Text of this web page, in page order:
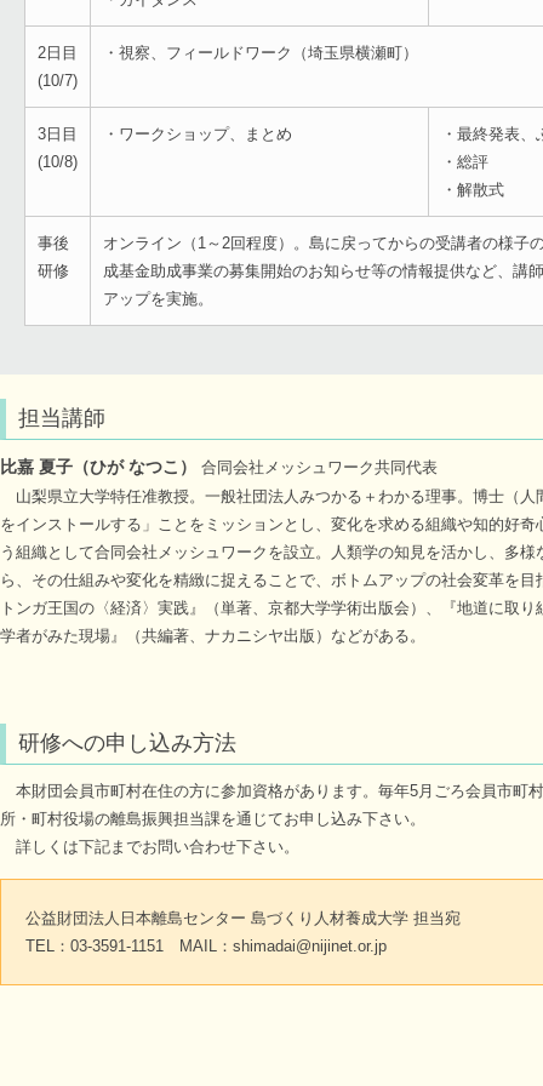
2日目
(10/7)
・視察、フィールドワーク（埼玉県横瀬町）
3日目
(10/8)
・ワークショップ、まとめ
・最終発表、
・総評
・解散式
事後
研修
オンライン（1～2回程度）。島に戻ってからの受講者の様子
成基金助成事業の募集開始のお知らせ等の情報提供など、講
アップを実施。
担当講師
比嘉 夏子（ひが なつこ）
合同会社メッシュワーク共同代表
山梨県立大学特任准教授。一般社団法人みつかる＋わかる理事。博士（
をインストールする」ことをミッションとし、変化を求める組織や知的好
う組織として合同会社メッシュワークを設立。人類学の知見を活かし、多
ら、その仕組みや変化を精緻に捉えることで、ボトムアップの社会変革を
トンガ王国の〈経済〉実践』（単著、京都大学学術出版会）、『地道に取
学者がみた現場』（共編著、ナカニシヤ出版）などがある。
研修への申し込み方法
本財団会員市町村在住の方に参加資格があります。毎年5月ごろ会員市町
所・町村役場の離島振興担当課を通じてお申し込み下さい。
詳しくは下記までお問い合わせ下さい。
公益財団法人日本離島センター 島づくり人材養成大学 担当宛
TEL：03-3591-1151 MAIL：shimadai@nijinet.or.jp